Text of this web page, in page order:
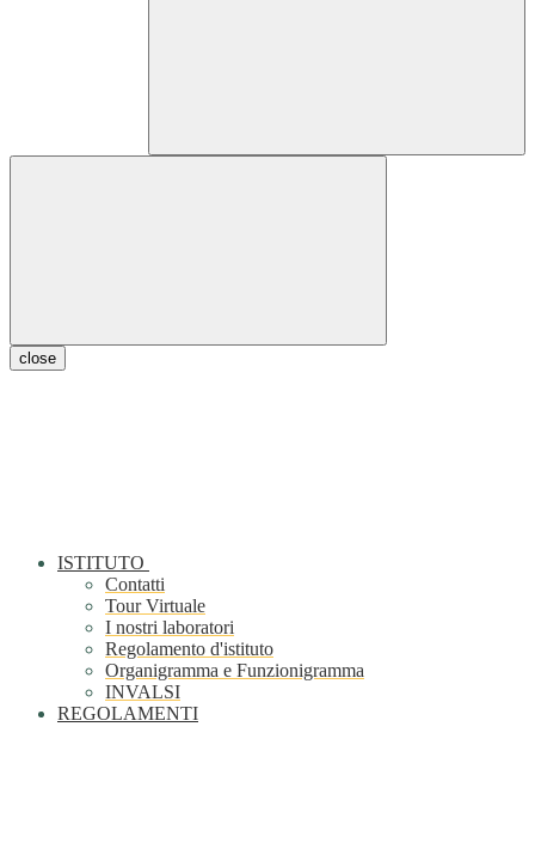
close
ISTITUTO
Contatti
Tour Virtuale
I nostri laboratori
Regolamento d'istituto
Organigramma e Funzionigramma
INVALSI
REGOLAMENTI